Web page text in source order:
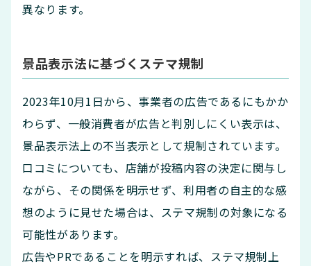
異なります。
景品表示法に基づくステマ規制
2023年10月1日から、事業者の広告であるにもかか
わらず、一般消費者が広告と判別しにくい表示は、
景品表示法上の不当表示として規制されています。
口コミについても、店舗が投稿内容の決定に関与し
ながら、その関係を明示せず、利用者の自主的な感
想のように見せた場合は、ステマ規制の対象になる
可能性があります。
広告やPRであることを明示すれば、ステマ規制上